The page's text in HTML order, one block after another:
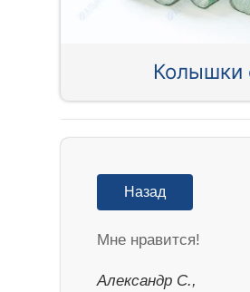
Колышки
Назад
Мне нравится!
Александр С.,